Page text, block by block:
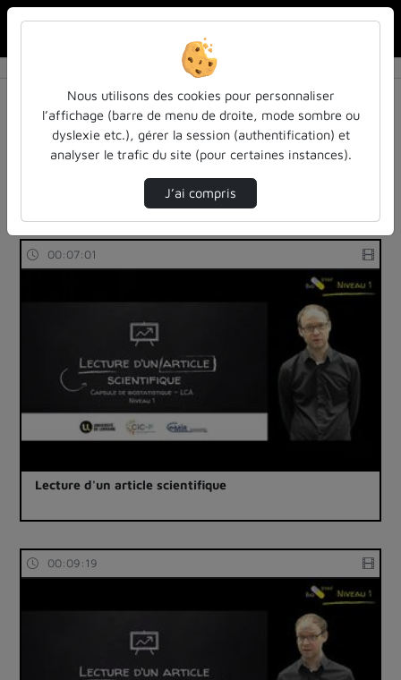
Résultats de la recherche
Filtres actifs (cliquer pour en retirer) :
Français
cours-formations medecine-et-sante
biostat
54 vidéos trouvées
00:07:01
Lecture d'un article scientifique
00:09:19
Nous utilisons des cookies pour personnaliser
l’affichage (barre de menu de droite, mode sombre ou
dyslexie etc.), gérer la session (authentification) et
analyser le trafic du site (pour certaines instances).
J’ai compris